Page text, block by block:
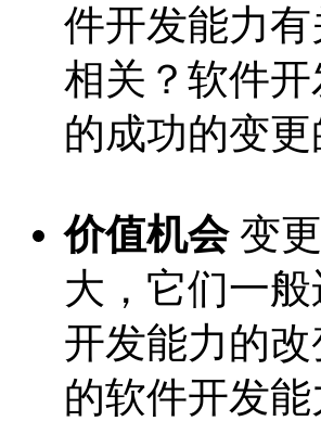
件开发能力
相关？软件
的成功的变
价值机会变
大，它们一
开发能力的
的软件开发能